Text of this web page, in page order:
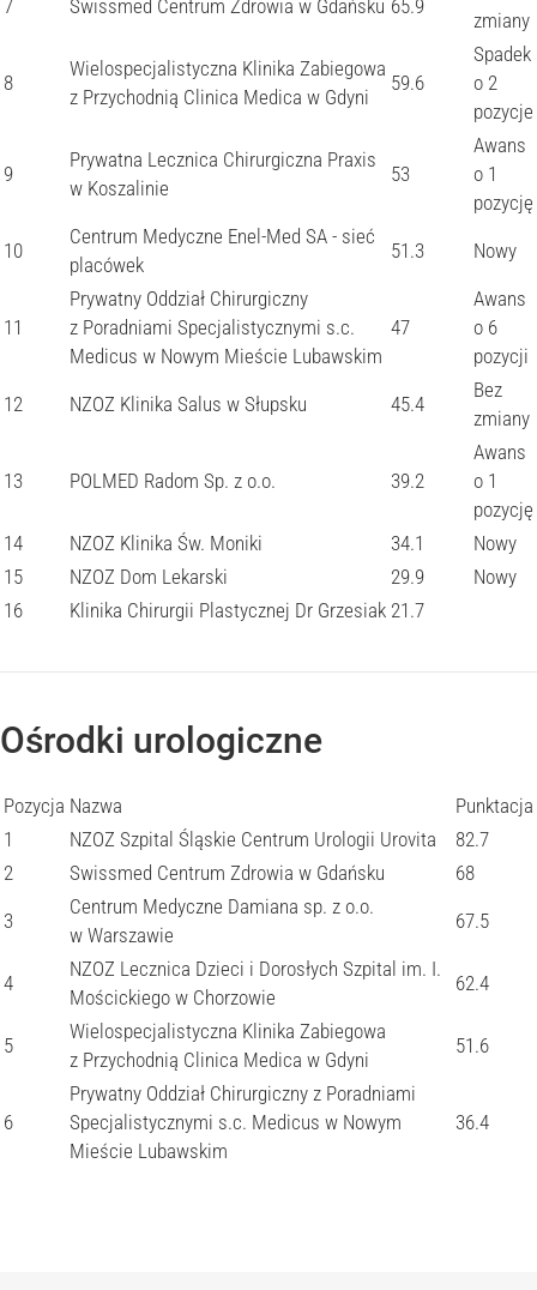
7 Swissmed Centrum Zdrowia w Gdańsku 65.9
zmiany
8
Wielospecjalistyczna Klinika Zabiegowa
z Przychodnią Clinica Medica w Gdyni
59.6
Spadek
o 2
pozycje
9
Prywatna Lecznica Chirurgiczna Praxis
w Koszalinie
53
Awans
o 1
pozycję
10
Centrum Medyczne Enel-Med SA - sieć
placówek
51.3 Nowy
11
Prywatny Oddział Chirurgiczny
z Poradniami Specjalistycznymi s.c.
Medicus w Nowym Mieście Lubawskim
47
Awans
o 6
pozycji
12
NZOZ Klinika Salus w Słupsku 45.4
Bez
zmiany
13 POLMED Radom Sp. z o.o. 39.2
Awans
o 1
pozycję
14
NZOZ Klinika Św. Moniki 34.1
Nowy
15
NZOZ Dom Lekarski 29.9
Nowy
16
Klinika Chirurgii Plastycznej Dr Grzesiak 21.7
Ośrodki urologiczne
Pozycja Nazwa
Punktacja
1
NZOZ Szpital Śląskie Centrum Urologii Urovita
82.7
2
Swissmed Centrum Zdrowia w Gdańsku
68
3
Centrum Medyczne Damiana sp. z o.o.
w Warszawie
67.5
4
NZOZ Lecznica Dzieci i Dorosłych Szpital im. I.
Mościckiego w Chorzowie
62.4
5
Wielospecjalistyczna Klinika Zabiegowa
z Przychodnią Clinica Medica w Gdyni
51.6
6
Prywatny Oddział Chirurgiczny z Poradniami
Specjalistycznymi s.c. Medicus w Nowym
Mieście Lubawskim
36.4